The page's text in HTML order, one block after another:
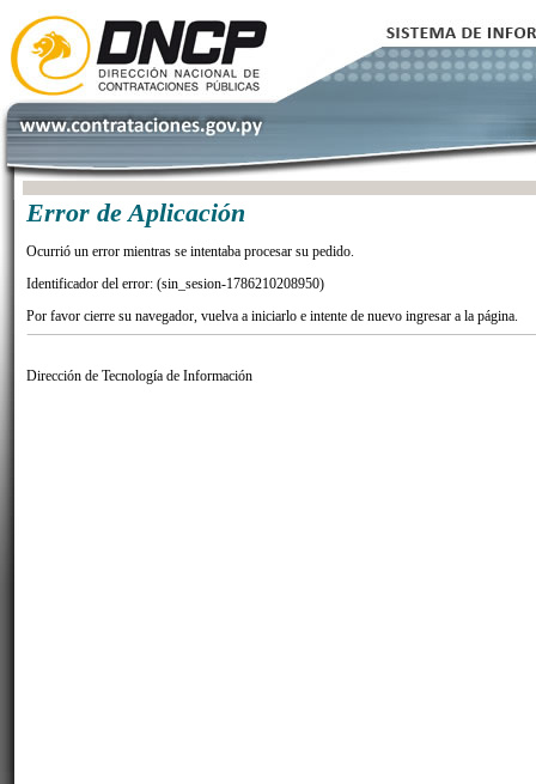
Error de Aplicación
Ocurrió un error mientras se intentaba procesar su pedido.
Identificador del error: (sin_sesion-1786210208950)
Por favor cierre su navegador, vuelva a iniciarlo e intente de nuevo ingresar a la página.
Dirección de Tecnología de Información